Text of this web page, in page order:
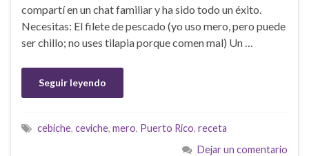
compartí en un chat familiar y ha sido todo un éxito.
Necesitas: El filete de pescado (yo uso mero, pero puede
ser chillo; no uses tilapia porque comen mal) Un …
Seguir leyendo
cebiche, ceviche, mero, Puerto Rico, receta
Dejar un comentario